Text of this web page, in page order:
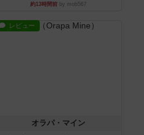
約13時間前by mob567
レビュー
オラパ・マイン